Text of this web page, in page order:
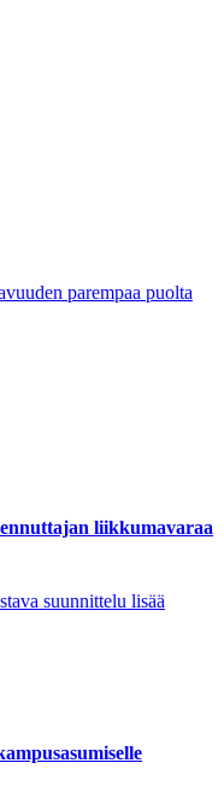
parempaa puolta
liikkumavaraa
suunnittelu lisää